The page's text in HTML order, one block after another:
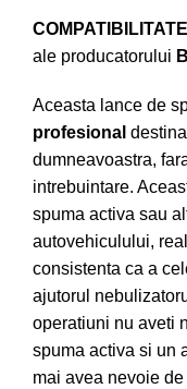
ale producatorului
Aceasta lance de
profesional
dumneavoastra,
intrebuintare.
spuma activa sau
autovehiculului,
consistenta ca a
ajutorul
operatiuni nu aveti
spuma activa si un
mai avea nevoie